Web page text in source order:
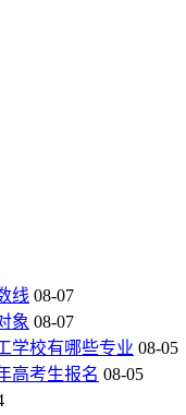
线 08-07
象 08-07
学校有哪些专业 08-05
高考生报名 08-05